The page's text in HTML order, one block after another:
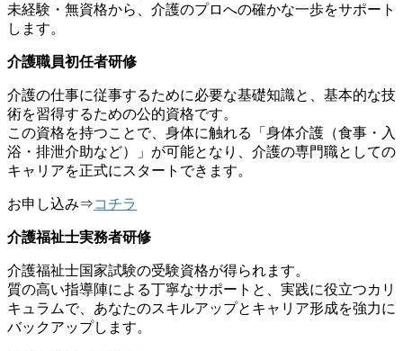
未経験・無資格から、介護のプロへの確かな一歩をサポート
します。
介護職員初任者研修
介護の仕事に従事するために必要な基礎知識と、基本的な技
術を習得するための公的資格です。
この資格を持つことで、身体に触れる「身体介護（食事・入
浴・排泄介助など）」が可能となり、介護の専門職としての
キャリアを正式にスタートできます。
お申し込み⇒コチラ
介護福祉士実務者研修
介護福祉士国家試験の受験資格が得られます。
質の高い指導陣による丁寧なサポートと、実践に役立つカリ
キュラムで、あなたのスキルアップとキャリア形成を強力に
バックアップします。